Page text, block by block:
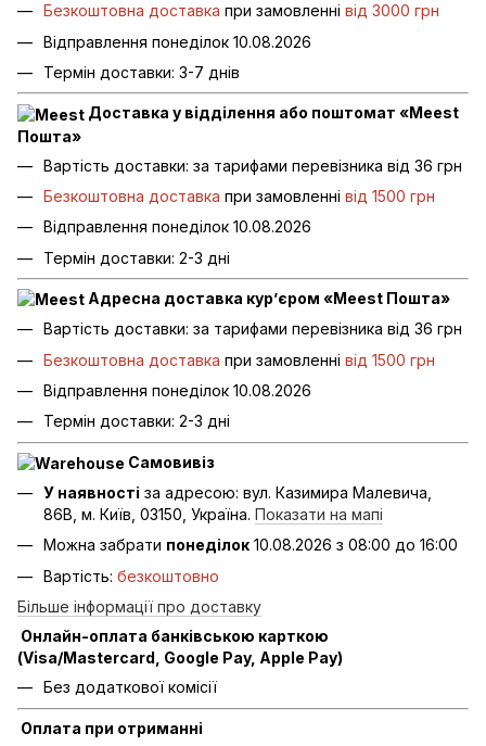
Безкоштовна доставка при замовленні від 3000 грн
Відправлення понеділок 10.08.2026
Термін доставки: 3-7 днів
Доставка у відділення або поштомат «Meest
Пошта»
Вартість доставки: за тарифами перевізника від 36 грн
Безкоштовна доставка при замовленні від 1500 грн
Відправлення понеділок 10.08.2026
Термін доставки: 2-3 дні
Адресна доставка кур’єром «Meest Пошта»
Вартість доставки: за тарифами перевізника від 36 грн
Безкоштовна доставка при замовленні від 1500 грн
Відправлення понеділок 10.08.2026
Термін доставки: 2-3 дні
Самовивіз
У наявності за адресою: вул. Казимира Малевича,
86В, м. Київ, 03150, Україна. Показати на мапі
Можна забрати понеділок 10.08.2026 з 08:00 до 16:00
Вартість: безкоштовно
Більше інформації про доставку
Онлайн-оплата банківською карткою
(Visa/Mastercard, Google Pay, Apple Pay)
Без додаткової комісії
Оплата при отриманні